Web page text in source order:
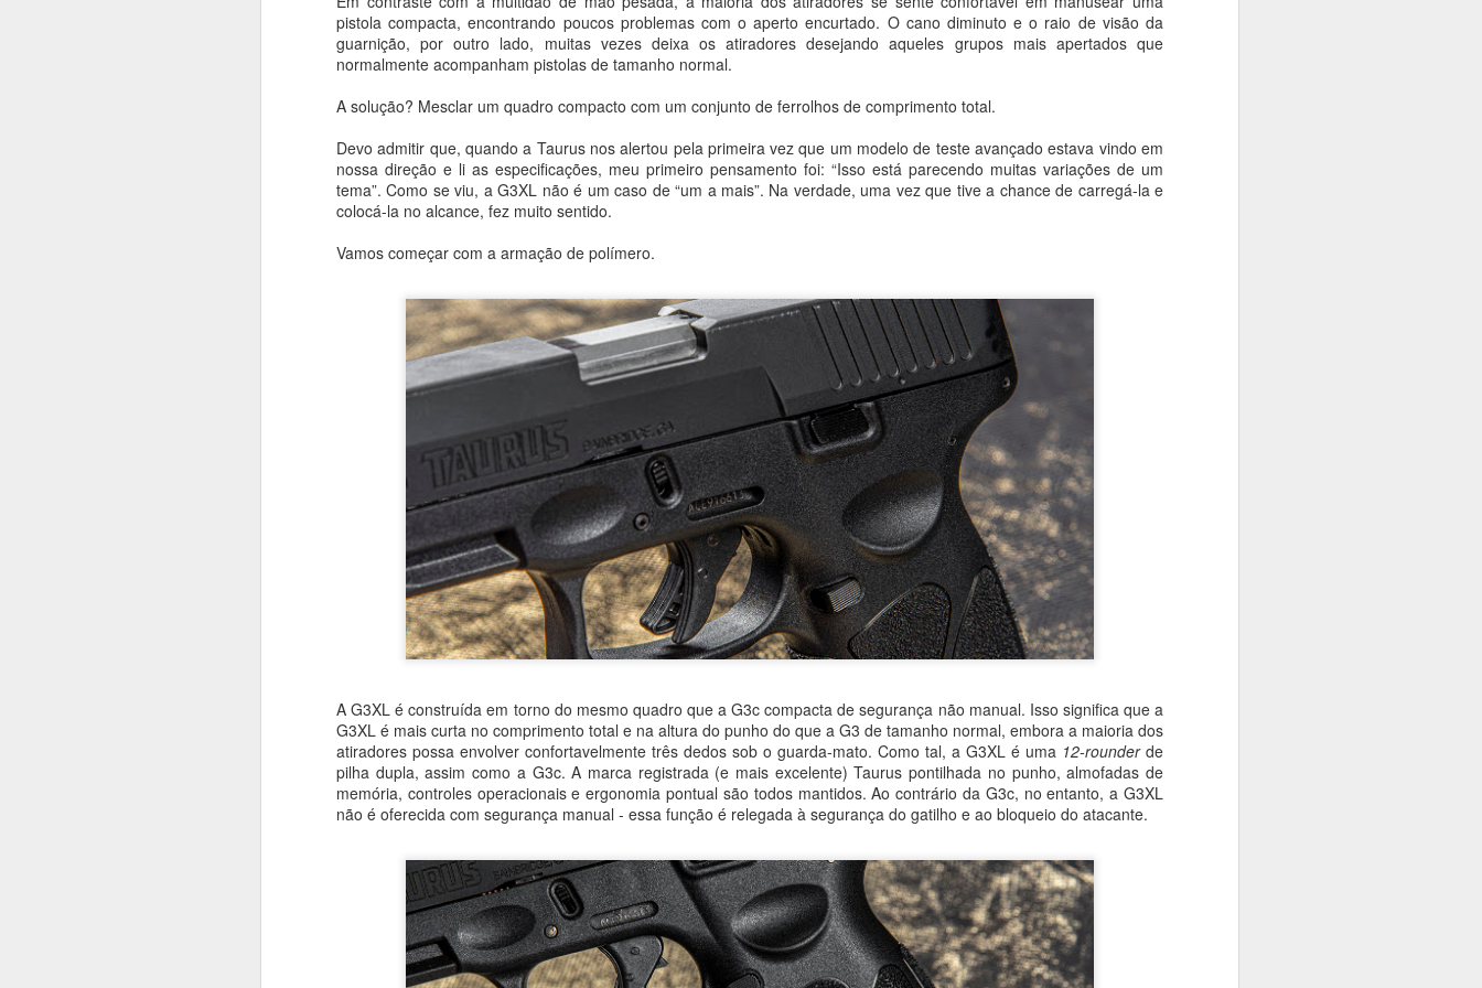
pistola compacta, encontrando poucos problemas com o aperto encurtado. O cano diminuto e o raio de visão da
guarnição, por outro lado, muitas vezes deixa os atiradores desejando aqueles grupos mais apertados que
normalmente acompanham pistolas de tamanho normal.
A solução? Mesclar um quadro compacto com um conjunto de ferrolhos de comprimento total.
Devo admitir que, quando a Taurus nos alertou pela primeira vez que um modelo de teste avançado estava vindo em
nossa direção e li as especificações, meu primeiro pensamento foi: “Isso está parecendo muitas variações de um
tema”. Como se viu, a G3XL não é um caso de “um a mais”. Na verdade, uma vez que tive a chance de carregá-la e
colocá-la no alcance, fez muito sentido.
Vamos começar com a armação de polímero.
A G3XL é construída em torno do mesmo quadro que a G3c compacta de segurança não manual. Isso significa que a
G3XL é mais curta no comprimento total e na altura do punho do que a G3 de tamanho normal, embora a maioria dos
atiradores possa envolver confortavelmente três dedos sob o guarda-mato. Como tal, a G3XL é uma 12-rounderde
pilha dupla, assim como a G3c. A marca registrada (e mais excelente) Taurus pontilhada no punho, almofadas de
memória, controles operacionais e ergonomia pontual são todos mantidos. Ao contrário da G3c, no entanto, a G3XL
não é oferecida com segurança manual - essa função é relegada à segurança do gatilho e ao bloqueio do atacante.
Adicionar um comentário
Antes do primeiro voo comercial do Eve 100: como o Brasil regulamenta seus
futuros vertiportos
testa infraestrutura de eVTOLs em dois aeroportos urbanos, enquanto a certificação da aeronave da Eve progride em